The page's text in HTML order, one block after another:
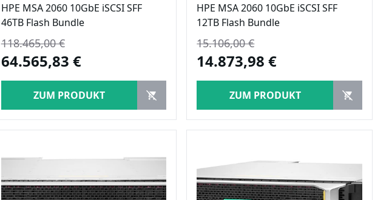
HPE MSA 2060 10GbE iSCSI SFF
46TB Flash Bundle
118.465,00 €
64.565,83 €
ZUM PRODUKT
HPE MSA 2060 10GbE iSCSI SFF
12TB Flash Bundle
15.106,00 €
14.873,98 €
ZUM PRODUKT